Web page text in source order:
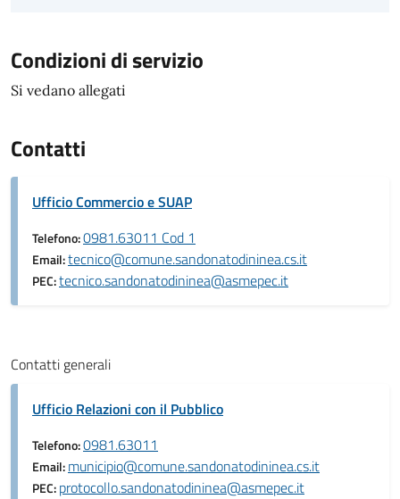
Condizioni di servizio
Si vedano allegati
Contatti
Ufficio Commercio e SUAP
Telefono:0981.63011 Cod 1
Email:tecnico@comune.sandonatodininea.cs.it
PEC:tecnico.sandonatodininea@asmepec.it
Contatti generali
Ufficio Relazioni con il Pubblico
Telefono:0981.63011
Email:municipio@comune.sandonatodininea.cs.it
PEC:protocollo.sandonatodininea@asmepec.it